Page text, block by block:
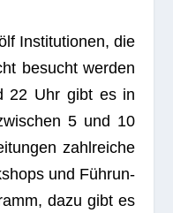
Insti­tu­tio­nen, die
besucht wer­den
22 Uhr gibt es in
5 und 10
zahl­rei­che
und Füh­run­
dazu gibt es